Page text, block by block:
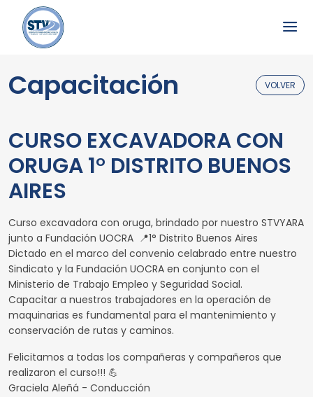
Capacitación VOLVER
CURSO EXCAVADORA CON
ORUGA 1° DISTRITO BUENOS
AIRES
Curso excavadora con oruga, brindado por nuestro STVYARA
junto a Fundación UOCRA 📍1° Distrito Buenos Aires
Dictado en el marco del convenio celabrado entre nuestro
Sindicato y la Fundación UOCRA en conjunto con el
Ministerio de Trabajo Empleo y Seguridad Social.
Capacitar a nuestros trabajadores en la operación de
maquinarias es fundamental para el mantenimiento y
conservación de rutas y caminos.
Felicitamos a todas los compañeras y compañeros que
realizaron el curso!!! 💪
Graciela Aleñá - Conducción